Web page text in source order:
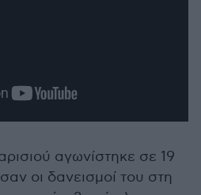
αγωνίστηκε σε 19
οι δανεισμοί του στη